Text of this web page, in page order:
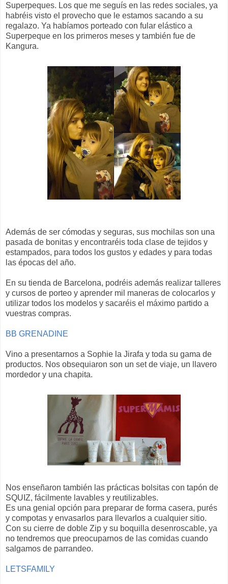
Superpeques. Los que me seguís en las redes sociales, ya
habréis visto el provecho que le estamos sacando a su
regalazo. Ya habíamos porteado con fular elástico a
Superpeque en los primeros meses y también fue de
Kangura.
Además de ser cómodas y seguras, sus mochilas son una
pasada de bonitas y encontraréis toda clase de tejidos y
estampados, para todos los gustos y edades y para todas
las épocas del año.
En su tienda de Barcelona, podréis además realizar talleres
y cursos de porteo y aprender mil maneras de colocarlos y
utilizar todos los modelos y sacaréis el máximo partido a
vuestras compras.
BB GRENADINE
Vino a presentarnos a Sophie la Jirafa y toda su gama de
productos. Nos obsequiaron son un set de viaje, un llavero
mordedor y una chapita.
Nos enseñaron también las prácticas bolsitas con tapón de
SQUIZ, fácilmente lavables y reutilizables.
Es una genial opción para preparar de forma casera, purés
y compotas y envasarlos para llevarlos a cualquier sitio.
Con su cierre de doble Zip y su boquilla desenroscable, ya
no tendremos que preocuparnos de las comidas cuando
salgamos de parrandeo.
LETSFAMILY